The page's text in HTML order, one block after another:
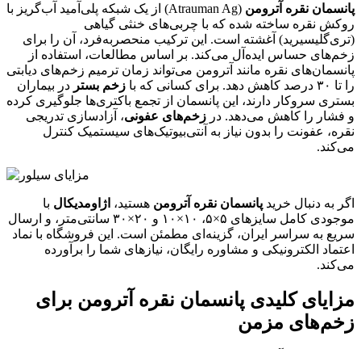
پانسمان نقره آترومن
(Atrauman Ag) از یک شبکه پلی‌آمید آب‌گریز با
روکش نقره ساخته شده که با چربی‌های خنثی گیاهی
(تری‌گلیسیرید) آغشته است. این ترکیب منحصربه‌فرد، آن را برای
زخم‌های حساس ایده‌آل می‌کند. بر اساس مطالعات، استفاده از
پانسمان‌های نقره مانند آترومن می‌تواند زمان ترمیم زخم‌های دیابتی
را تا ۳۰ درصد کاهش دهد. برای کسانی که با
زخم بستر در بیماران
بستری سروکار دارند، این پانسمان از تجمع باکتری‌ها جلوگیری کرده
و فشار را کاهش می‌دهد. در زخم‌های عفونی، آزادسازی تدریجی
نقره، عفونت را بدون نیاز به آنتی‌بیوتیک‌های سیستمیک کنترل
می‌کند.
اگر به دنبال خرید پانسمان نقره آترومن هستید، اژاومدیکال با
موجودی کامل سایزهای ۵×۵، ۱۰×۱۰ و ۲۰×۳۰ سانتی‌متر، و ارسال
سریع به سراسر ایران، گزینه‌ای مطمئن است. این فروشگاه با نماد
اعتماد الکترونیکی و مشاوره رایگان، نیازهای شما را برآورده
می‌کند.
مزایای کلیدی پانسمان نقره آترومن برای
زخم‌های مزمن